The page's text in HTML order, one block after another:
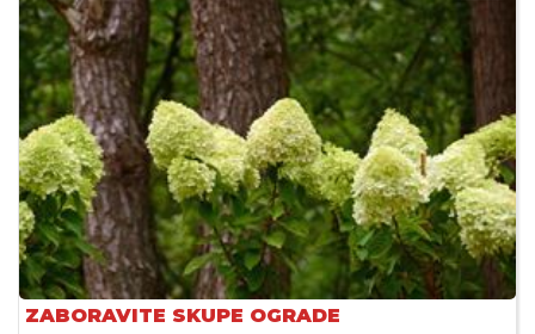
ZABORAVITE SKUPE OGRADE